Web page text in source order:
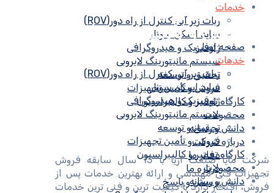
خدمات
ربات زیر آبی کنترل از راه دور(ROV)
ساید اسکن سونار
ژئوفیزیک و هیدروگرافی
سیستم مانیتورینگ لایروبی
تحقیق و توسعه
فروش و تأمین تجهیزات
کارگاه تعمیر و کالیبراسیون
محصولات
دانش و رسانه
درباره شرکت
دفاتر ما
درباره ما
پرسش و پاسخ
صفحه اصلی
خدمات
ربات زیر آبی کنترل از راه دور(ROV)
ساید اسکن سونار
ژئوفیزیک و هیدروگرافی
سیستم مانیتورینگ لایروبی
تحقیق و توسعه
فروش و تأمین تجهیزات
کارگاه تعمیر و کالیبراسیون
محصولات
دانش و رسانه
فروش و تأمین تجهیزات
شرکت مایا صنعت آریا با 13 سال سابقه فروش
تجهیزات فنی مهندسی و ارائه بهترین خدمات پس از
فروش، افتخار دارد با کیفیت ترین و فنی ترین خدمات